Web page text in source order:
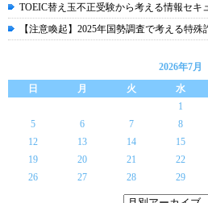
TOEIC替え玉不正受験から考える情報セキ
【注意喚起】2025年国勢調査で考える特
2026年7月
日
月 火 水
1
5
6 7 8
12
13 14 15
19
20 21 22
26
27 28 29